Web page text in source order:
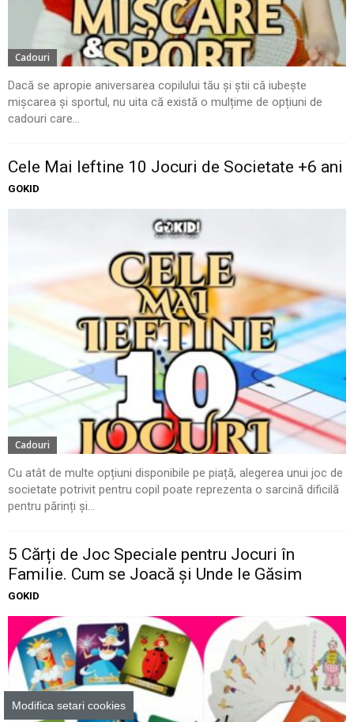
Cadouri
Dacă se apropie aniversarea copilului tău și știi că iubește
mișcarea și sportul, nu uita că există o mulțime de opțiuni de
cadouri care...
Cele Mai Ieftine 10 Jocuri de Societate +6 ani
GOKID
Cadouri
Cu atât de multe opțiuni disponibile pe piață, alegerea unui joc de
societate potrivit pentru copil poate reprezenta o sarcină dificilă
pentru părinți și...
5 Cărți de Joc Speciale pentru Jocuri în
Familie. Cum se Joacă și Unde le Găsim
GOKID
Modifica setari cookies